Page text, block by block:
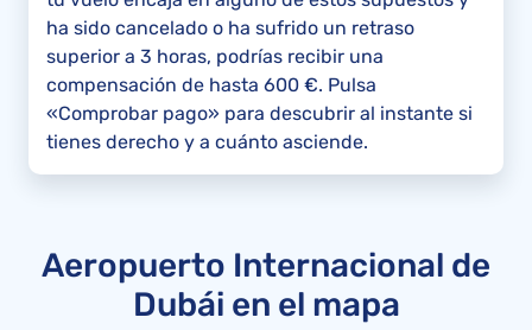
ha sido cancelado o ha sufrido un retraso
superior a 3 horas, podrías recibir una
compensación de hasta 600 €. Pulsa
«Comprobar pago» para descubrir al instante si
tienes derecho y a cuánto asciende.
Aeropuerto Internacional de
Dubái en el mapa